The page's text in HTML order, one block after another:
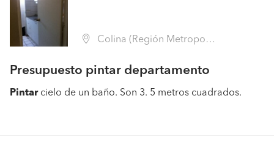
Colina (Región Metropolitana - Chacabuco)
Presupuesto pintar departamento
Pintarcielo de un baño. Son 3. 5 metros cuadrados.